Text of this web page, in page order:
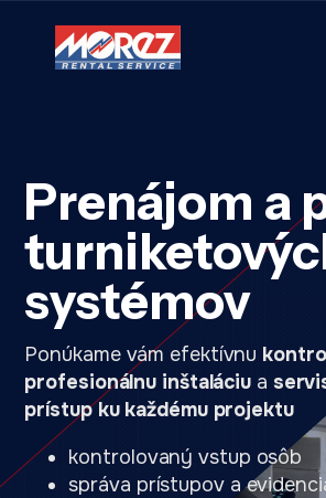
Prenájom a
systémov
Ponúkame vám efektívnu
profesionálnu inštaláciu a
prístup ku každému projektu
kontrolovaný vstup osôb
správa prístupov a